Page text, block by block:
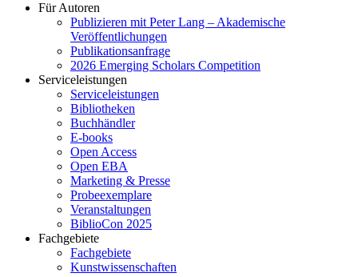
Für Autoren
Publizieren mit Peter Lang – Akademische
Veröffentlichungen
Publikationsanfrage
2026 Emerging Scholars Competition
Serviceleistungen
Serviceleistungen
Bibliotheken
Buchhändler
E-books
Open Access
Open EBA
Marketing & Presse
Probeexemplare
Veranstaltungen
BiblioCon 2025
Fachgebiete
Fachgebiete
Kunstwissenschaften